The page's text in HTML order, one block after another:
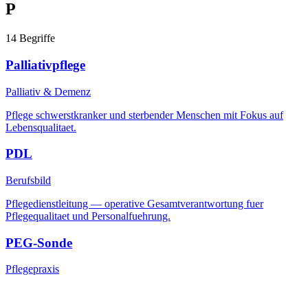
P
14 Begriffe
Palliativpflege
Palliativ & Demenz
Pflege schwerstkranker und sterbender Menschen mit Fokus auf
Lebensqualitaet.
PDL
Berufsbild
Pflegedienstleitung — operative Gesamtverantwortung fuer
Pflegequalitaet und Personalfuehrung.
PEG-Sonde
Pflegepraxis